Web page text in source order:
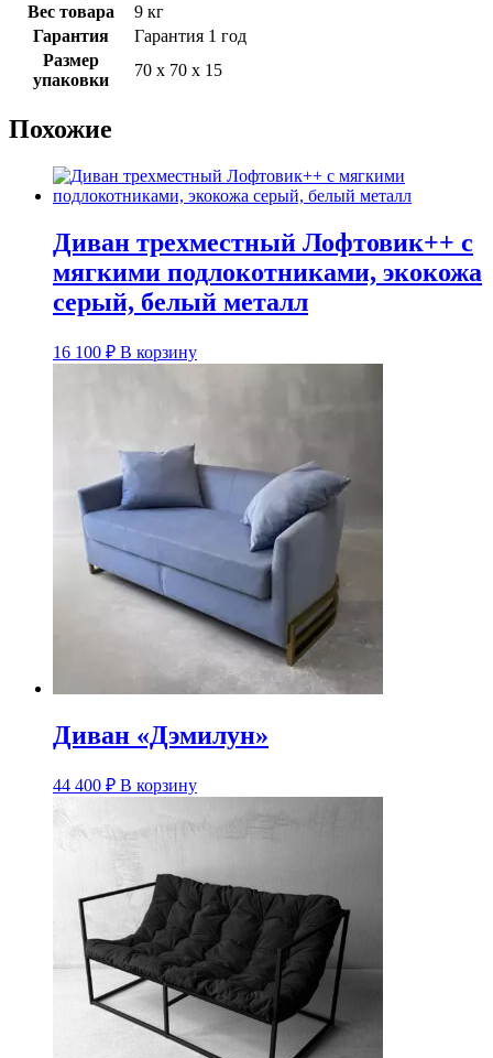
Вес товара
9 кг
Гарантия
Гарантия 1 год
Размер
упаковки
70 х 70 х 15
Похожие
Диван трехместный Лофтовик++ с
мягкими подлокотниками, экокожа
серый, белый металл
16 100 ₽ В корзину
Диван «Дэмилун»
44 400 ₽ В корзину